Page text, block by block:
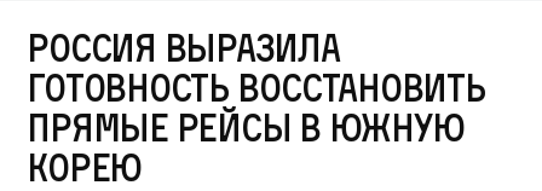
Россия выразила
готовность восстановить
прямые рейсы в Южную
Корею